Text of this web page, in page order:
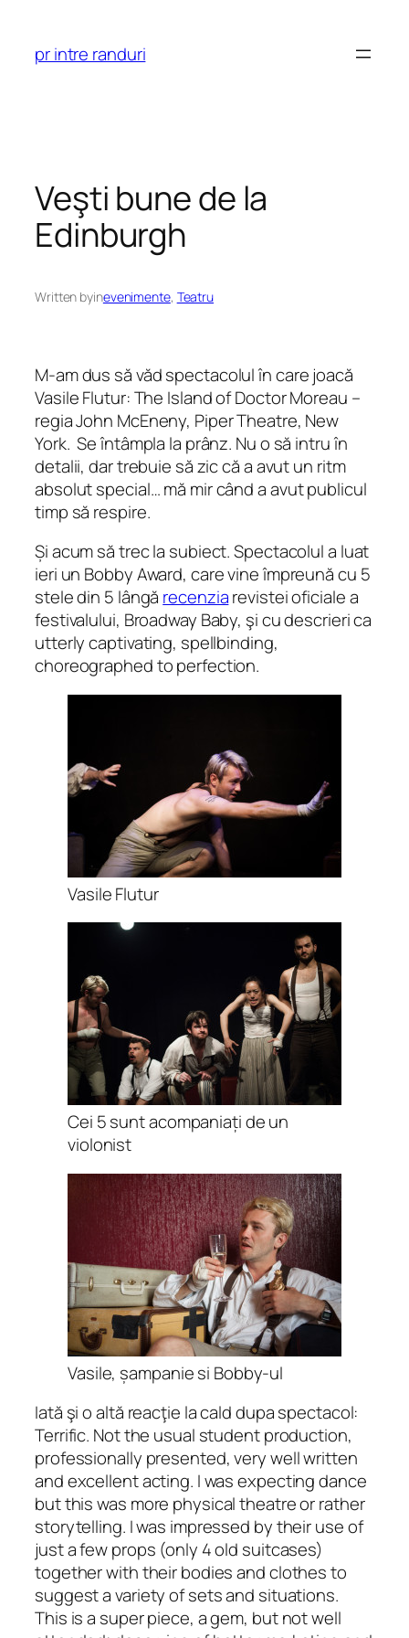
content
pr intre randuri
Veşti bune de la
Edinburgh
Written byinevenimente, Teatru
M-am dus să văd spectacolul în care joacă
Vasile Flutur: The Island of Doctor Moreau –
regia John McEneny, Piper Theatre, New
York. Se întâmpla la prânz. Nu o să intru în
detalii, dar trebuie să zic că a avut un ritm
absolut special… mă mir când a avut publicul
timp să respire.
Și acum să trec la subiect. Spectacolul a luat
ieri un Bobby Award, care vine împreună cu 5
stele din 5 lângă recenziarevistei oficiale a
festivalului, Broadway Baby, şi cu descrieri ca
utterly captivating, spellbinding,
choreographed to perfection.
Vasile Flutur
Cei 5 sunt acompaniați de un
violonist
Vasile, șampanie si Bobby-ul
Iată şi o altă reacţie la cald dupa spectacol:
Terrific. Not the usual student production,
professionally presented, very well written
and excellent acting. I was expecting dance
but this was more physical theatre or rather
storytelling. I was impressed by their use of
just a few props (only 4 old suitcases)
together with their bodies and clothes to
suggest a variety of sets and situations.
This is a super piece, a gem, but not well